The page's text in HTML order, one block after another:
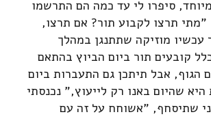
סיפרו לי עד כמה הם התרשמו
"מתי תרצו לקבוע תור? אם תרצו,
עכשיו מוזיקה שתתנגן במהלך
קובעים תור ביום הביוץ בהתאם
הגוף, אבל תיתכן גם התעברות ביום
שהיום באנו רק לייעוץ," נכנסתי
שתיסחף, "אשוחח על זה עם